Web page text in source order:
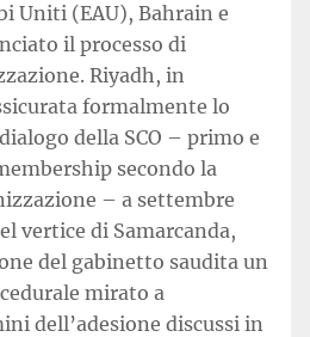
Uniti (EAU), Bahrain e
il processo di
Riyadh, in
formalmente lo
della SCO – primo e
secondo la
– a settembre
vertice di Samarcanda,
del gabinetto saudita un
mirato a
dell’adesione discussi in